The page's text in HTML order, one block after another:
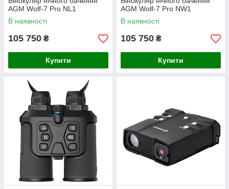
AGM Wolf-7 Pro NL1
В наявності
105 750 ₴
Купити
AGM Wolf-7 Pro NW1
В наявності
105 750 ₴
Купити